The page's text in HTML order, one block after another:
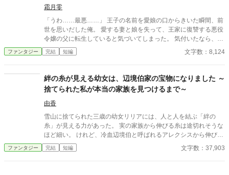
霜月零
「うわ……最悪……」 王子の名前を愛娘の口からきいた瞬間、前
世を思いだした俺。 愛する妻と娘を失って、王家に復讐する悪役
令嬢の父に転生していると気づいてしまった。 気付いたなら、妻
と娘の死亡フラグは破壊するよ。 まだ二人とも生きてるからね。
物語の通りになんて、させるか！ ※他サイトにも掲載中
ファンタジー 完結 短編 文字数：8,124
絆の糸が見える幼女は、辺境伯家の宝物になりました ～
捨てられた私が本当の家族を見つけるまで～
由香
雪山に捨てられた三歳の幼女リリアには、人と人を結ぶ「絆の
糸」が見える力があった。 実の家族から伸びる糸は途切れそうな
ほど細い。 けれど、冷血辺境伯と呼ばれるアレクシスから伸びる
糸は温かな金色に輝いていた。 前世では孤独だったリリアは、辺
境伯家で初めて家族の愛を知る。 これは捨てられた幼女が、本当
ファンタジー 完結 短編 文字数：37,903